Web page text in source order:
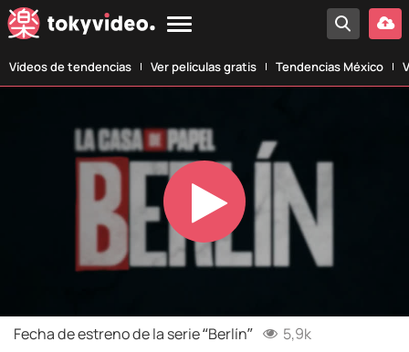
Vídeos de tendencias Ver películas gratis Tendencias México
Play
Video
Fecha de estreno de la serie “Berlín” 5,9k